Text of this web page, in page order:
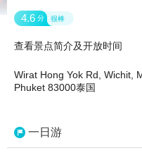
4.6 分 很棒
查看景点简介及开放时间
Wirat Hong Yok Rd, Wichit,
Phuket 83000泰国
一日游